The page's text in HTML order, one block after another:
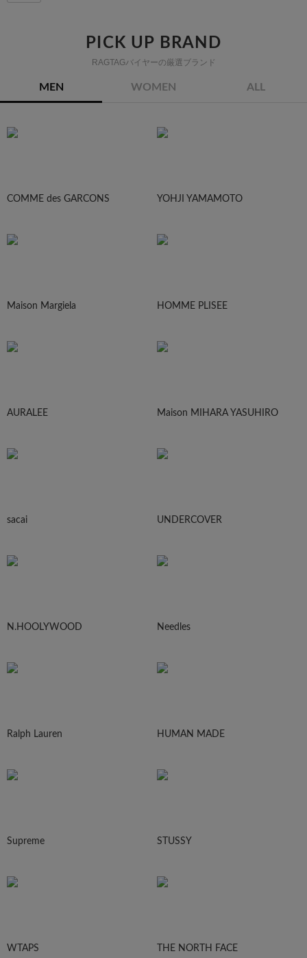
PICK UP BRAND
RAGTAGバイヤーの厳選ブランド
MEN WOMEN ALL
COMME des GARCONS YOHJI YAMAMOTO
Maison Margiela HOMME PLISEE
AURALEE Maison MIHARA YASUHIRO
sacai UNDERCOVER
N.HOOLYWOOD Needles
Ralph Lauren HUMAN MADE
Supreme STUSSY
WTAPS THE NORTH FACE